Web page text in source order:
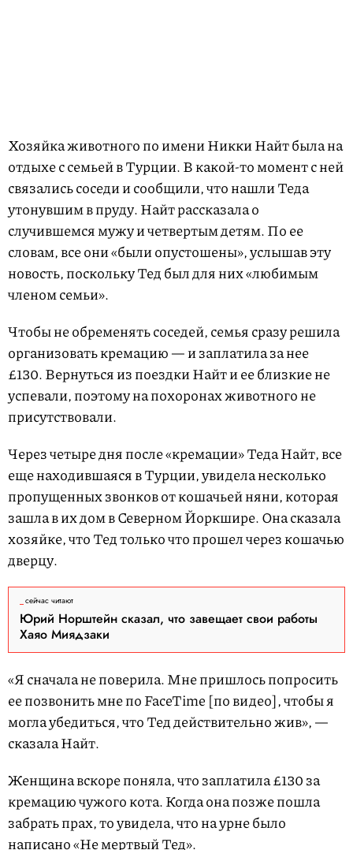
Хозяйка животного по имени Никки Найт была на
отдыхе с семьей в Турции. В какой-то момент с ней
связались соседи и сообщили, что нашли Теда
утонувшим в пруду. Найт рассказала о
случившемся мужу и четвертым детям. По ее
словам, все они «были опустошены», услышав эту
новость, поскольку Тед был для них «любимым
членом семьи».
Чтобы не обременять соседей, семья сразу решила
организовать кремацию — и заплатила за нее
£130. Вернуться из поездки Найт и ее близкие не
успевали, поэтому на похоронах животного не
присутствовали.
Через четыре дня после «кремации» Теда Найт, все
еще находившаяся в Турции, увидела несколько
пропущенных звонков от кошачьей няни, которая
зашла в их дом в Северном Йоркшире. Она сказала
хозяйке, что Тед только что прошел через кошачью
дверцу.
сейчас читают
Юрий Норштейн сказал, что завещает свои работы
Хаяо Миядзаки
«Я сначала не поверила. Мне пришлось попросить
ее позвонить мне по FaceTime [по видео], чтобы я
могла убедиться, что Тед действительно жив», —
сказала Найт.
Женщина вскоре поняла, что заплатила £130 за
кремацию чужого кота. Когда она позже пошла
забрать прах, то увидела, что на урне было
написано «Не мертвый Тед».